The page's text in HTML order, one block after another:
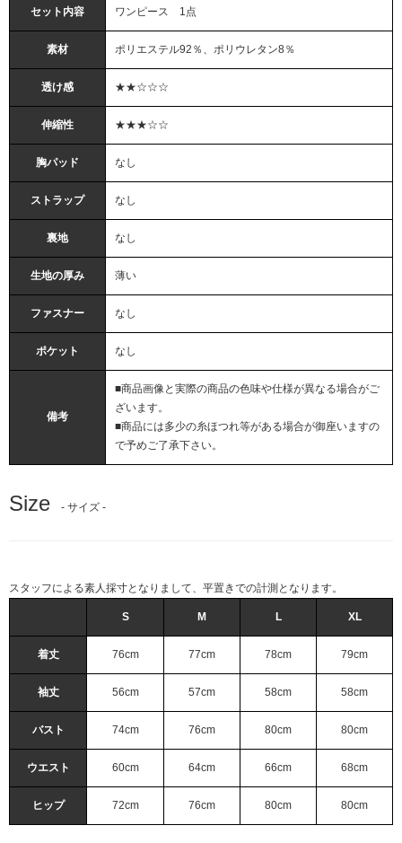
セット内容 ワンピース 1点
素材 ポリエステル92％、ポリウレタン8％
透け感 ★★☆☆☆
伸縮性 ★★★☆☆
胸パッド なし
ストラップ なし
裏地 なし
生地の厚み 薄い
ファスナー なし
ポケット なし
備考
■商品画像と実際の商品の色味や仕様が異なる場合がご
ざいます。
■商品には多少の糸ほつれ等がある場合が御座いますの
で予めご了承下さい。
Size - サイズ -
スタッフによる素人採寸となりまして、平置きでの計測となります。
S M L XL
着丈 76cm 77cm 78cm 79cm
袖丈 56cm 57cm 58cm 58cm
バスト 74cm 76cm 80cm 80cm
ウエスト 60cm 64cm 66cm 68cm
ヒップ 72cm 76cm 80cm 80cm